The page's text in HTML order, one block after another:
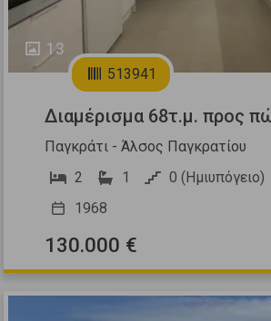
13
513941
Διαμέρισμα 68τ.μ. προς
Παγκράτι - Άλσος Παγκρατίου
2
1 0 (Ημιυπόγειο)
1968
130.000 €